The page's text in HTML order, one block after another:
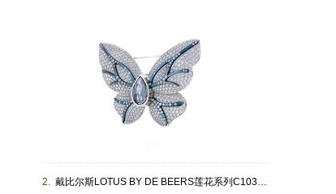
2. 戴比尔斯LOTUS BY DE BEERS莲花系列C10353000AX00